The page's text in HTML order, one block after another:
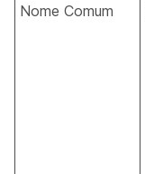
Nome Comum